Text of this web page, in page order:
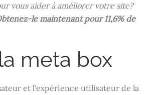
vous aider à améliorer votre site?
le maintenant pour 11,6% de
meta box
et l'expérience utilisateur de la